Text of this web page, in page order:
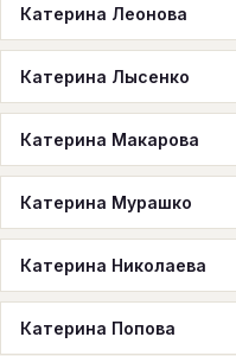
Катерина Леонова
Катерина Лысенко
Катерина Макарова
Катерина Мурашко
Катерина Николаева
Катерина Попова